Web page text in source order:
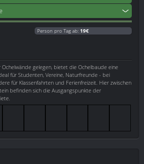
Person pro Tag ab: 19€
gelegen, bietet die Ochelbaude eine
für Studenten, Vereine, Naturfreunde - bei
für Klassenfahrten und Ferienfreizeit. Hier zwischen
befinden sich die Ausgangspunkte der